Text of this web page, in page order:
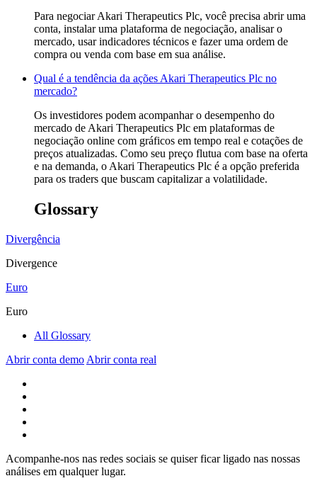
Para negociar Akari Therapeutics Plc, você precisa abrir uma
conta, instalar uma plataforma de negociação, analisar o
mercado, usar indicadores técnicos e fazer uma ordem de
compra ou venda com base em sua análise.
Qual é a tendência da ações Akari Therapeutics Plc no
mercado?
Os investidores podem acompanhar o desempenho do
mercado de Akari Therapeutics Plc em plataformas de
negociação online com gráficos em tempo real e cotações de
preços atualizadas. Como seu preço flutua com base na oferta
e na demanda, o Akari Therapeutics Plc é a opção preferida
para os traders que buscam capitalizar a volatilidade.
Glossary
Divergência
Divergence
Euro
Euro
All Glossary
Abrir conta demo Abrir conta real
Acompanhe-nos nas redes sociais se quiser ficar ligado nas nossas
análises em qualquer lugar.